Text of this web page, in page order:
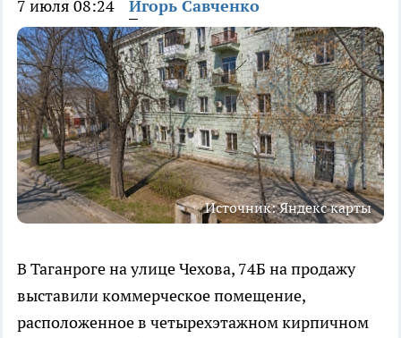
7 июля 08:24 Игорь Савченко
Источник: Яндекс карты
В Таганроге на улице Чехова, 74Б на продажу
выставили коммерческое помещение,
расположенное в четырехэтажном кирпичном